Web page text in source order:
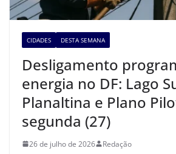
CIDADES DESTA SEMANA
Desligamento
energia no DF: Lago
Planaltina e Plano
segunda (27)
26 de julho de 2026 Redação